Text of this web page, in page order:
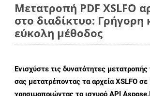
Μετατροπή PDF XSLFO
στο διαδίκτυο: Γρήγορη
εύκολη μέθοδος
Ενισχύστε τις δυνατότητες
σας μετατρέποντας τα αρχεία XSLFO
χρησιμοποιώντας το ισχυρό API